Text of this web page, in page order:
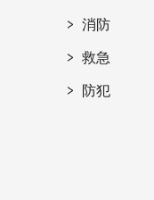
消防
救急
防犯